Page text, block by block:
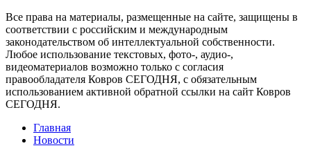
Все права на материалы, размещенные на сайте, защищены в
соответствии с российским и международным
законодательством об интеллектуальной собственности.
Любое использование текстовых, фото-, аудио-,
видеоматериалов возможно только с согласия
правообладателя Ковров СЕГОДНЯ, с обязательным
использованием активной обратной ссылки на сайт Ковров
СЕГОДНЯ.
Главная
Новости